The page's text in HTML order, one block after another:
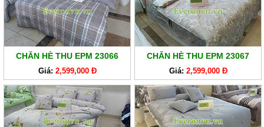
CHĂN HÈ THU EPM 23066
Giá: 2,599,000 Đ
CHĂN HÈ THU EPM 23067
Giá: 2,599,000 Đ